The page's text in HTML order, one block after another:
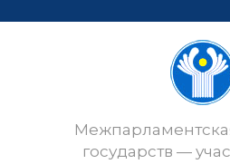
государств —